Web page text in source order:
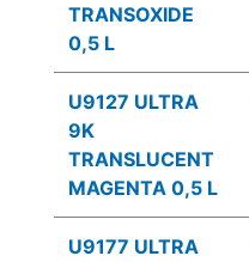
TRANSOXIDE
0,5 L
U9127 ULTRA
9K
TRANSLUCENT
MAGENTA 0,5 L
U9177 ULTRA